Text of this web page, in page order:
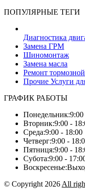
ПОПУЛЯРНЫЕ ТЕГИ
Диагностика
Замена ГРМ
Шиномонтаж
Замена масла
Ремонт
Прочие Услуги
ГРАФИК РАБОТЫ
Понедельник:
Вторник:9:00 -
Среда:9:00 - 18:00
Четверг:9:00 -
Пятниця:9:00 -
Субота:9:00 -
Воскресенье:
© Copyright 2026 All